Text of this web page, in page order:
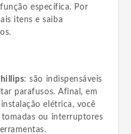
específica. Por
itens e saiba
: são indispensáveis
parafusos. Afinal, em
elétrica, você
tomadas ou interruptores